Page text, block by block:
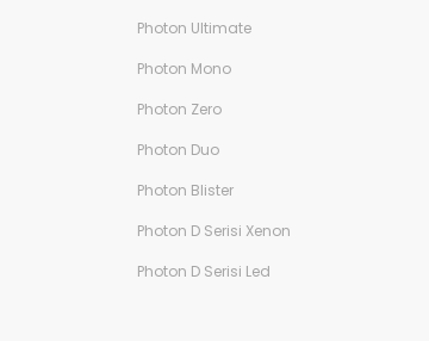
Photon Ultimate
Photon Mono
Photon Zero
Photon Duo
Photon Blister
Photon D Serisi Xenon
Photon D Serisi Led